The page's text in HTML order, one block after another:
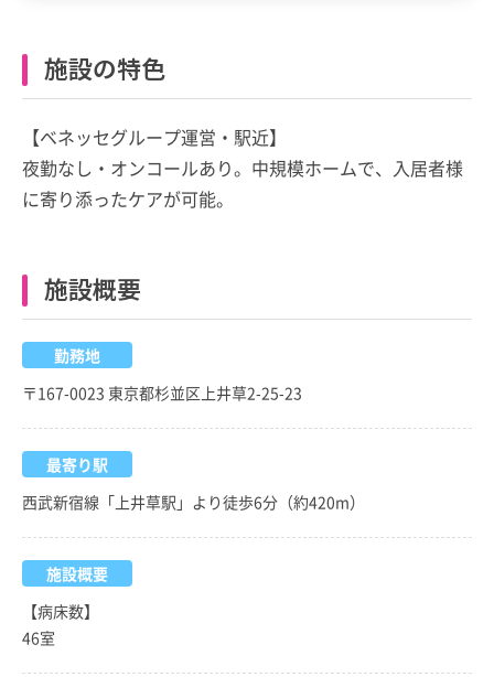
施設の特色
【ベネッセグループ運営・駅近】
夜勤なし・オンコールあり。中規模ホームで、入居者様
に寄り添ったケアが可能。
施設概要
勤務地
〒167-0023 東京都杉並区上井草2-25-23
最寄り駅
西武新宿線「上井草駅」より徒歩6分（約420m）
施設概要
【病床数】
46室